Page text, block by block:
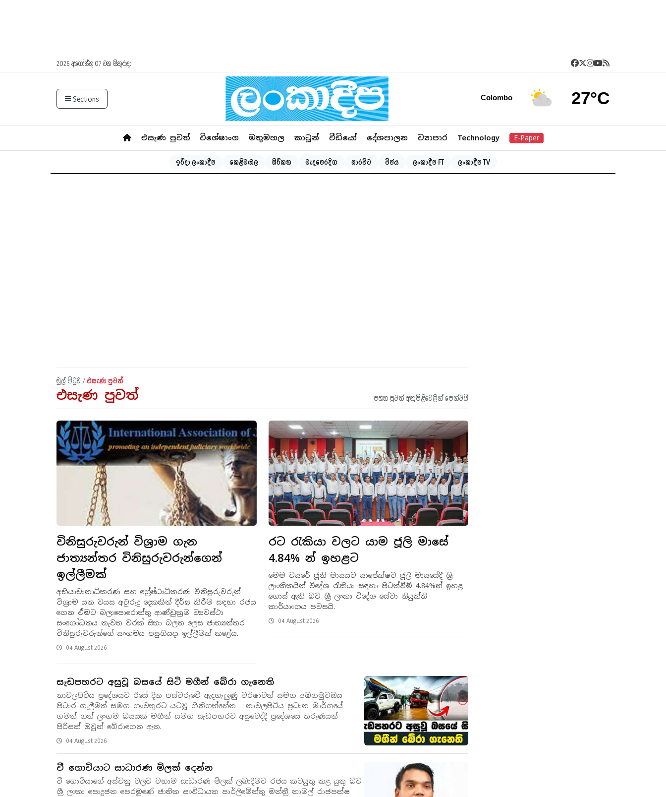
2026 අගෝස්තු 07 වන සිකුරාදා
Sections Colombo 27°C
එසැණ පුවත් විශේෂාංග මතුමහල කාටූන් වීඩියෝ දේශපාලන ව්‍යාපාර Technology E-Paper
ඉරිදා ලංකාදීප කෙළිමඬල සිරිකත මැදපෙරදිග සාරවිට විජය ලංකාදීප FT ලංකාදීප TV
මුල් පිටුව /එසැණ පුවත්
එසැණ පුවත් පහත පුවත් අනුපිළිවෙලින් පෙන්වයි
විනිසුරුවරුන් විශ්‍රාම ගැන
ජාත්‍යන්තර විනිසුරුවරුන්ගෙන්
ඉල්ලීමක්
අභියාචානාධිකරණ සහ ශ්‍රේෂ්ඨාධිකරණ විනිසුරුවරුන්
විශ්‍රාම යන වයස අවුරුදු දෙකකින් දීර්ඝ කිරීම සඳහා රජය
ගෙන ඒමට බලාපොරොත්තු ආණ්ඩුක්‍රම ව්‍යවස්ථා
සංශෝධනය නැවත වරක් සිතා බලන ලෙස ජාත්‍යන්තර
විනිසුරුවරුන්ගේ සංගමය පසුගියදා ඉල්ලීමක් කළේය.
04 August 2026
රට රැකියා වලට යාම ජූලි මාසේ
4.84% න් ඉහළට
මෙම වසරේ ජූනි මාසයට සාපේක්ෂව ජූලි මාසයේදී ශ්‍රි
ලාංකිකයින් විදේශ රැකියා සඳහා පිටත්වීම් 4.84%න් ඉහළ
ගොස් ඇති බව ශ්‍රී ලංකා විදේශ සේවා නියුක්ති
කාර්යාංශය පවසයි.
04 August 2026
සැඩපහරට අසුවූ බසයේ සිටි මගීන් බේරා ගැනෙති
නාවලපිටිය ප්‍රදේශයට ඊයේ දින පස්වරුවේ ඇදහැලුණු වර්ෂාවත් සමග අඹගමුවඔය
පිටාර ගැලීමත් සමග ගංවතුරට යටවූ ගිනිගත්හේන - නාවලපිටිය ප්‍රධාන මාර්ගයේ
ගමන් ගත් ලංගම බසයක් මගීන් සමග සැඩපහරට අසුවෙද්දී ප්‍රදේශයේ තරුණයන්
පිරිසක් ඔවුන් බේරාගෙන ඇත.
04 August 2026
වී ගොවියාට සාධාරණ මිලක් දෙන්න
වී ගොවියාගේ අස්වනු වලට වහාම සාධාරණ මිලක් ලබාදීමට රජය කටයුතු කළ යුතු බව
ශ්‍රී ලංකා පොදුජන පෙරමුණේ ජාතික සංවිධායක පාර්ලිමේන්තු මන්ත්‍රී නාමල් රාජපක්ෂ